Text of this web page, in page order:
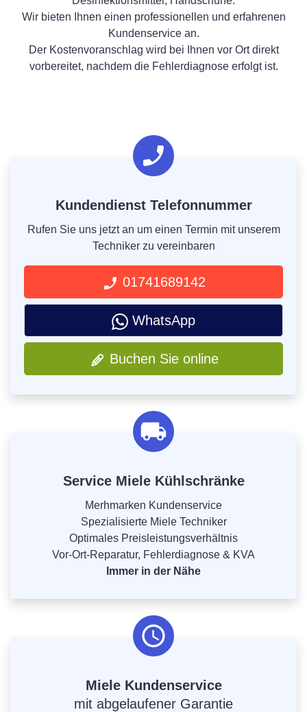
Wir bieten Ihnen einen professionellen und erfahrenen
Kundenservice an.
Der Kostenvoranschlag wird bei Ihnen vor Ort direkt
vorbereitet, nachdem die Fehlerdiagnose erfolgt ist.
Kundendienst Telefonnummer
Rufen Sie uns jetzt an um einen Termin mit unserem
Techniker zu vereinbaren
01741689142
WhatsApp
Buchen Sie online
Service Miele Kühlschränke
Merhmarken Kundenservice
Spezialisierte Miele Techniker
Optimales Preisleistungsverhältnis
Vor-Ort-Reparatur, Fehlerdiagnose & KVA
Immer in der Nähe
Miele Kundenservice
mit abgelaufener Garantie